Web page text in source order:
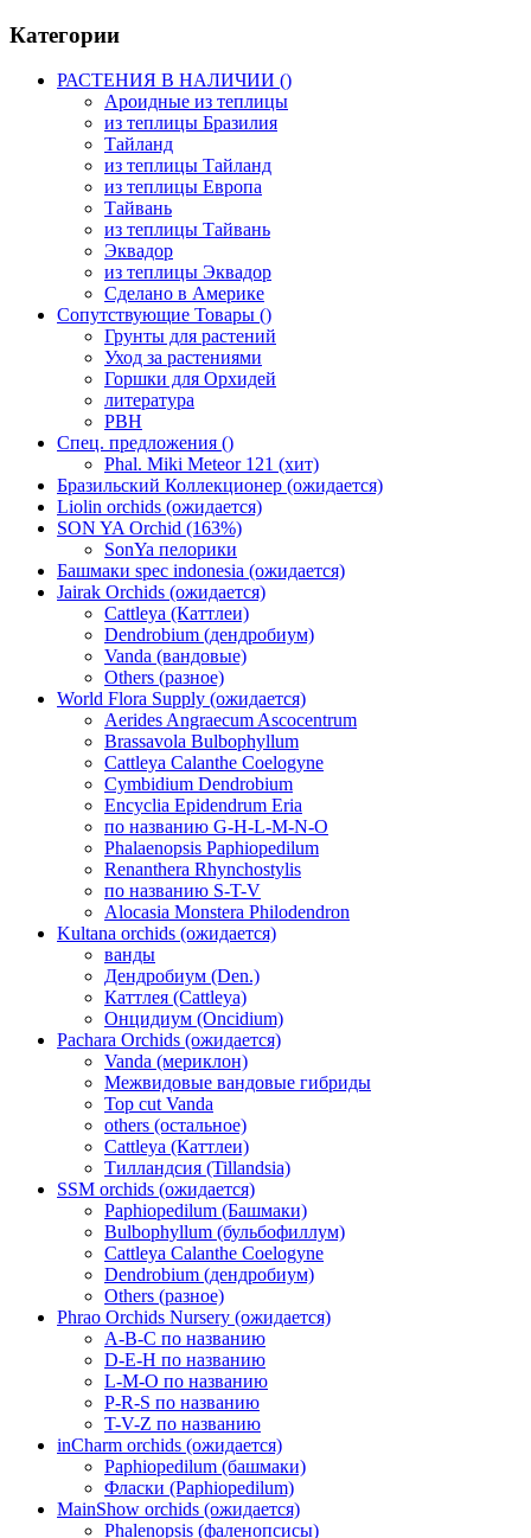
Категории
РАСТЕНИЯ В НАЛИЧИИ ()
Ароидные из теплицы
из теплицы Бразилия
Тайланд
из теплицы Тайланд
из теплицы Европа
Тайвань
из теплицы Тайвань
Эквадор
из теплицы Эквадор
Сделано в Америке
Сопутствующие Товары ()
Грунты для растений
Уход за растениями
Горшки для Орхидей
литература
РВН
Спец. предложения ()
Phal. Miki Meteor 121 (хит)
Бразильский Коллекционер (ожидается)
Liolin orchids (ожидается)
SON YA Orchid (163%)
SonYa пелорики
Башмаки spec indonesia (ожидается)
Jairak Orchids (ожидается)
Cattleya (Каттлеи)
Dendrobium (дендробиум)
Vanda (вандовые)
Others (разное)
World Flora Supply (ожидается)
Aerides Angraecum Ascocentrum
Brassavola Bulbophyllum
Cattleya Calanthe Coelogyne
Cymbidium Dendrobium
Encyclia Epidendrum Eria
по названию G-H-L-M-N-O
Phalaenopsis Paphiopedilum
Renanthera Rhynchostylis
по названию S-T-V
Alocasia Monstera Philodendron
Kultana orchids (ожидается)
ванды
Дендробиум (Den.)
Каттлея (Cattleya)
Онцидиум (Oncidium)
Pachara Orchids (ожидается)
Vanda (мериклон)
Межвидовые вандовые гибриды
Top cut Vanda
others (остальное)
Cattleya (Каттлеи)
Тилландсия (Tillandsia)
SSM orchids (ожидается)
Paphiopedilum (Башмаки)
Bulbophyllum (бульбофиллум)
Cattleya Calanthe Coelogyne
Dendrobium (дендробиум)
Others (разное)
Phrao Orchids Nursery (ожидается)
A-B-C по названию
D-E-H по названию
L-M-O по названию
P-R-S по названию
T-V-Z по названию
inCharm orchids (ожидается)
Paphiopedilum (башмаки)
Фласки (Paphiopedilum)
MainShow orchids (ожидается)
Phalenopsis (фаленопсисы)